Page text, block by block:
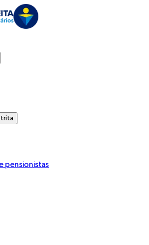
pensionistas